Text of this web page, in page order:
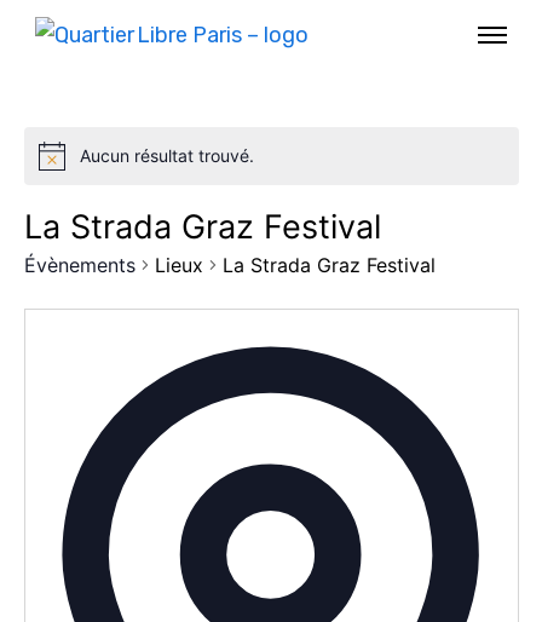
Aucun résultat trouvé.
La Strada Graz Festival
Évènements Lieux La Strada Graz Festival